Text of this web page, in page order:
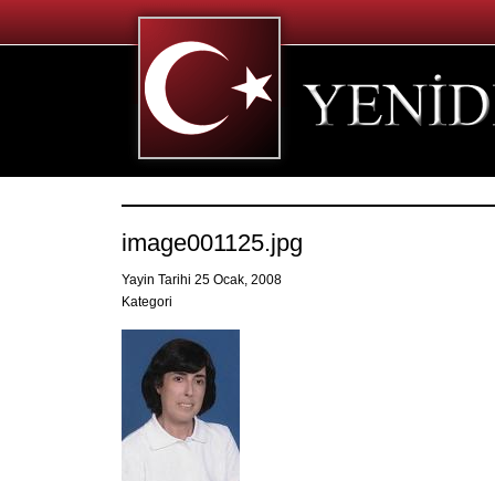
image001125.jpg
Yayin Tarihi 25 Ocak, 2008
Kategori